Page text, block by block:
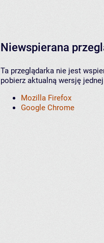
Niewspierana
Ta przeglądarka nie jest
pobierz aktualną wersję
Mozilla Firefox
Google Chrome